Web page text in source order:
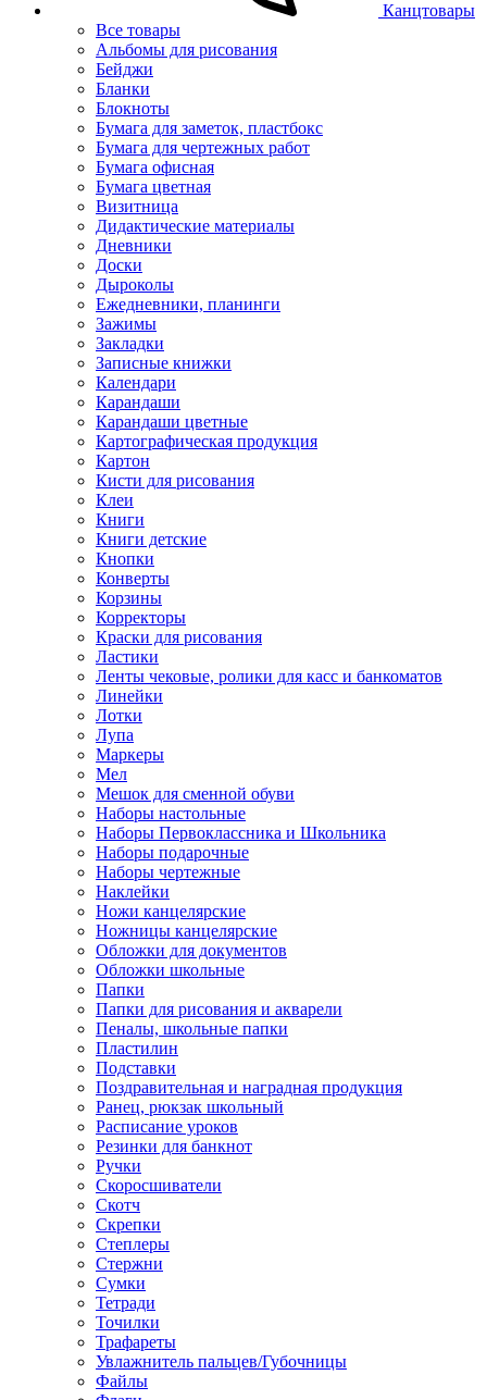
Канцтовары
Все товары
Альбомы для рисования
Бейджи
Бланки
Блокноты
Бумага для заметок, пластбокс
Бумага для чертежных работ
Бумага офисная
Бумага цветная
Визитница
Дидактические материалы
Дневники
Доски
Дыроколы
Ежедневники, планинги
Зажимы
Закладки
Записные книжки
Календари
Карандаши
Карандаши цветные
Картографическая продукция
Картон
Кисти для рисования
Клеи
Книги
Книги детские
Кнопки
Конверты
Корзины
Корректоры
Краски для рисования
Ластики
Ленты чековые, ролики для касс и банкоматов
Линейки
Лотки
Лупа
Маркеры
Мел
Мешок для сменной обуви
Наборы настольные
Наборы Первоклассника и Школьника
Наборы подарочные
Наборы чертежные
Наклейки
Ножи канцелярские
Ножницы канцелярские
Обложки для документов
Обложки школьные
Папки
Папки для рисования и акварели
Пеналы, школьные папки
Пластилин
Подставки
Поздравительная и наградная продукция
Ранец, рюкзак школьный
Расписание уроков
Резинки для банкнот
Ручки
Скоросшиватели
Скотч
Скрепки
Степлеры
Стержни
Сумки
Тетради
Точилки
Трафареты
Увлажнитель пальцев/Губочницы
Файлы